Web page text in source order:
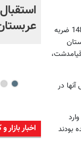
از سوی هیات قضایی شعبه 71 دادگاه کیفری استان تهران به 7 بار قصاص نفس، 4 بار اعدام، 40 سال زندان و 148 ضربه
قیامدشت،
تمامی آنها در
شده بودند
اخبار